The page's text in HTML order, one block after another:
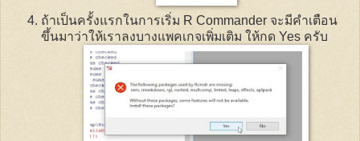
ถ้าเป็นครั้งแรกในการเริ่ม R Commander จะมีคำเตือน
ขึ้นมาว่าให้เราลงบางแพคเกจเพิ่มเติม ให้กด Yes ครับ